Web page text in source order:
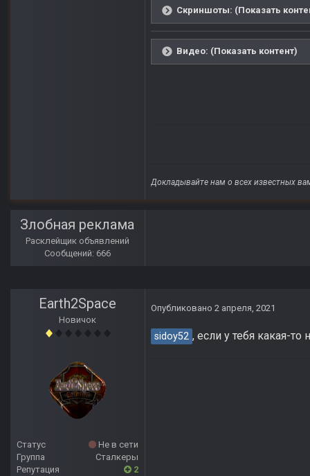
Скриншоты: (Показать
Видео: (Показать контент)
Докладывайте нам о всех известных
Злобная реклама
Расклейщик объявлений
Сообщений: 666
Earth2Space
Новичок
Статус
Не в сети
Группа
Сталкеры
Репутация
2
Опубликовано 2 апреля, 2021
sidoy52 , если у тебя какая-то